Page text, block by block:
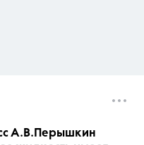
А.В.Перышкин